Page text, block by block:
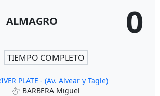
ALMAGRO 0
TIEMPO COMPLETO
PLATE - (Av. Alvear y Tagle)
BARBERA Miguel